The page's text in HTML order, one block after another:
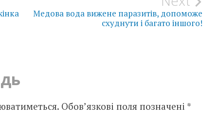
Медова вода вижене паразитів, допоможе
схуднути і багато іншого!
Обов’язкові поля позначені *